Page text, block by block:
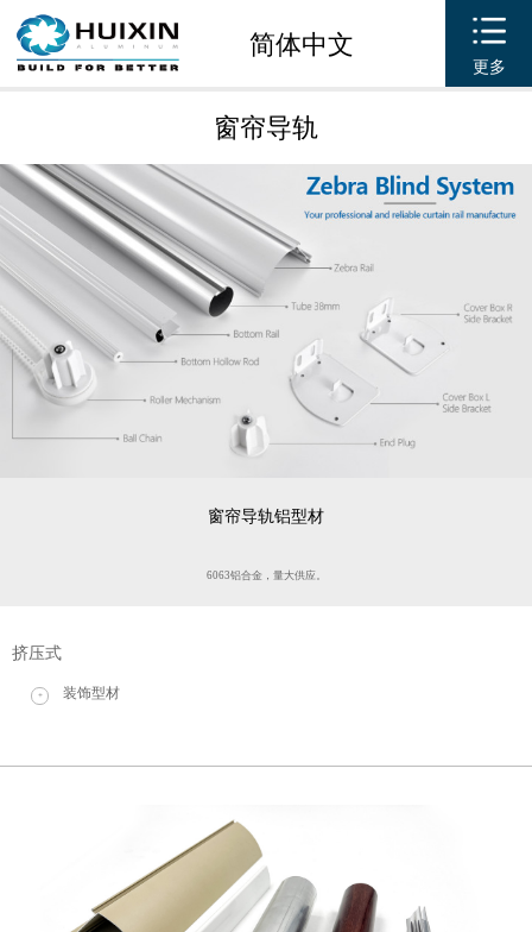
简体中文
更多
窗帘导轨
窗帘导轨铝型材
6063铝合金，量大供应。
挤压式
+ 装饰型材